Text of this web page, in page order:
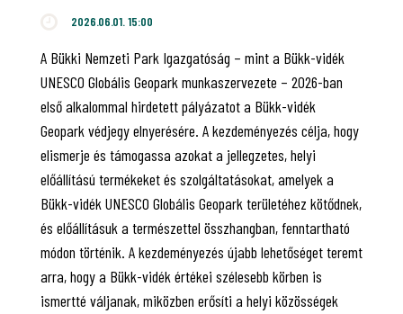
2026.06.01. 15:00
A Bükki Nemzeti Park Igazgatóság – mint a Bükk-vidék
UNESCO Globális Geopark munkaszervezete – 2026-ban
első alkalommal hirdetett pályázatot a Bükk-vidék
Geopark védjegy elnyerésére. A kezdeményezés célja, hogy
elismerje és támogassa azokat a jellegzetes, helyi
előállítású termékeket és szolgáltatásokat, amelyek a
Bükk-vidék UNESCO Globális Geopark területéhez kötődnek,
és előállításuk a természettel összhangban, fenntartható
módon történik. A kezdeményezés újabb lehetőséget teremt
arra, hogy a Bükk-vidék értékei szélesebb körben is
ismertté váljanak, miközben erősíti a helyi közösségek